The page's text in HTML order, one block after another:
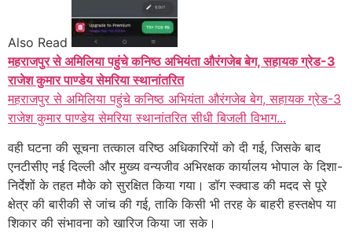
Also Read
महराजपुर से अमिलिया पहुंचे कनिष्ठ अभियंता औरंगजेब बेग, सहायक ग्रेड-3
राजेश कुमार पाण्डेय सेमरिया स्थानांतरित
महराजपुर से अमिलिया पहुंचे कनिष्ठ अभियंता औरंगजेब बेग, सहायक ग्रेड-3
राजेश कुमार पाण्डेय सेमरिया स्थानांतरित सीधी बिजली विभाग...
वही घटना की सूचना तत्काल वरिष्ठ अधिकारियों को दी गई, जिसके बाद
एनटीसीए नई दिल्ली और मुख्य वन्यजीव अभिरक्षक कार्यालय भोपाल के दिशा-
निर्देशों के तहत मौके को सुरक्षित किया गया। डॉग स्क्वाड की मदद से पूरे
क्षेत्र की बारीकी से जांच की गई, ताकि किसी भी तरह के बाहरी हस्तक्षेप या
शिकार की संभावना को खारिज किया जा सके।